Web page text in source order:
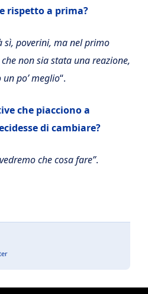
rispetto a prima?
sì, poverini, ma nel primo
non sia stata una reazione,
po’ meglio“.
che piacciono a
di cambiare?
che cosa fare”.